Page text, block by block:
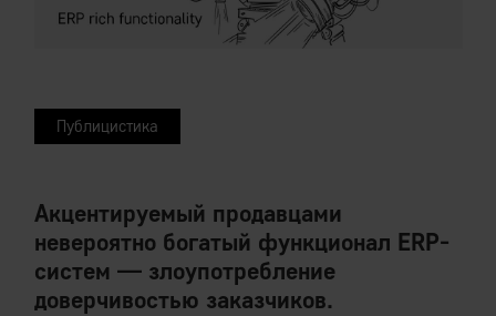
Публицистика
Акцентируемый продавцами
невероятно богатый функционал ERP-
систем — злоупотребление
доверчивостью заказчиков.